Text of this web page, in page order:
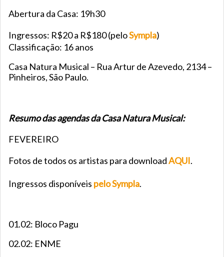
Abertura da Casa: 19h30
Ingressos: R$20 a R$180 (peloSympla)
Classificação: 16 anos
Casa Natura Musical – Rua Artur de Azevedo, 2134 –
Pinheiros, São Paulo.
Resumo das agendas da Casa Natura Musical:
FEVEREIRO
Fotos de todos os artistas para downloadAQUI.
Ingressos disponíveis pelo Sympla.
01.02: Bloco Pagu
02.02: ENME